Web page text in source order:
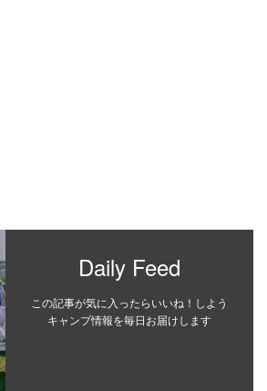
Daily Feed
この記事が気に入ったらいいね！しよう
キャンプ情報を毎日お届けします